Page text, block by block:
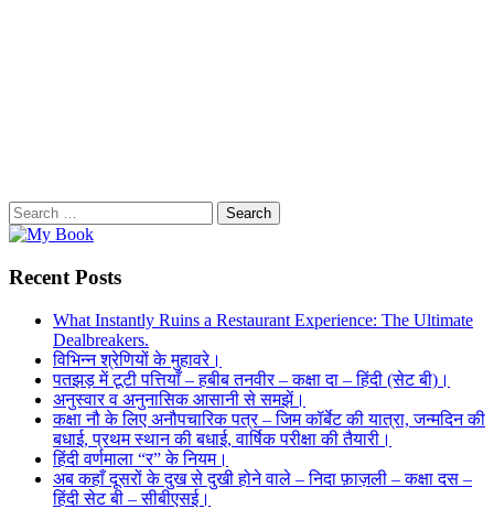
Search
for:
Recent Posts
What Instantly Ruins a Restaurant Experience: The Ultimate
Dealbreakers.
विभिन्न श्रेणियों के मुहावरे।
पतझड़ में टूटी पत्तियाँ – हबीब तनवीर – कक्षा दा – हिंदी (सेट बी)।
अनुस्वार व अनुनासिक आसानी से समझें।
कक्षा नौ के लिए अनौपचारिक पत्र – जिम कॉर्बेट की यात्रा, जन्मदिन की
बधाई, प्रथम स्थान की बधाई, वार्षिक परीक्षा की तैयारी।
हिंदी वर्णमाला “र” के नियम।
अब कहाँ दूसरों के दुख से दुखी होने वाले – निदा फ़ाज़ली – कक्षा दस –
हिंदी सेट बी – सीबीएसई।